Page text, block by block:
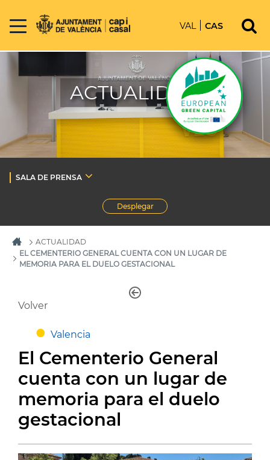
VAL CAS
ACTUALIDAD
SALA DE PRENSA
Desplegar
ACTUALIDAD
EL CEMENTERIO GENERAL CUENTA CON UN LUGAR DE
MEMORIA PARA EL DUELO GESTACIONAL
Volver
Valencia
El Cementerio General
cuenta con un lugar de
memoria para el duelo
gestacional